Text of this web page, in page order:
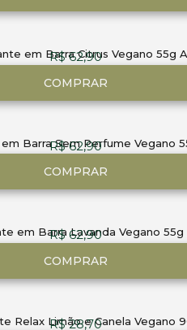
em Barra Citrus Vegano 55g
R$62,90
COMPRAR
Barra Sem Perfume Vegano
R$62,90
COMPRAR
em Barra Lavanda Vegano 55g
R$62,90
COMPRAR
Relax Limão e Canela Vegano
R$28,70